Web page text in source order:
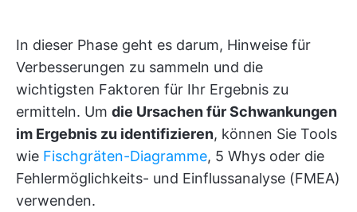
In dieser Phase geht es darum, Hinweise für
Verbesserungen zu sammeln und die
wichtigsten Faktoren für Ihr Ergebnis zu
ermitteln. Um die Ursachen für Schwankungen
im Ergebnis zu identifizieren, können Sie Tools
wie Fischgräten-Diagramme, 5 Whys oder die
Fehlermöglichkeits- und Einflussanalyse (FMEA)
verwenden.